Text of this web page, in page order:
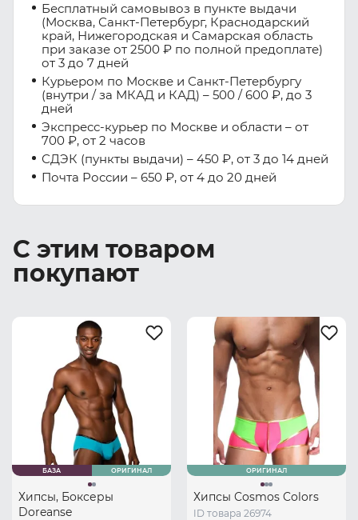
Бесплатный самовывоз в пункте выдачи
(Москва, Санкт-Петербург, Краснодарский
край, Нижегородская и Самарская область
при заказе от 2500 ₽ по полной предоплате)
от 3 до 7 дней
Курьером по Москве и Санкт-Петербургу
(внутри / за МКАД и КАД) – 500 / 600 ₽, до 3
дней
Экспресс-курьер по Москве и области – от
700 ₽, от 2 часов
СДЭК (пункты выдачи) – 450 ₽, от 3 до 14 дней
Почта России – 650 ₽, от 4 до 20 дней
С этим товаром
покупают
БАЗА ОРИГИНАЛ
Хипсы, Боксеры
Doreanse
ОРИГИНАЛ
Хипсы Cosmos Colors
ID товара 26974